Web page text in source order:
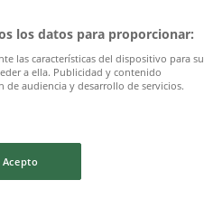
los datos para proporcionar:
las características del dispositivo para su
a ella. Publicidad y contenido
audiencia y desarrollo de servicios.
Acepto